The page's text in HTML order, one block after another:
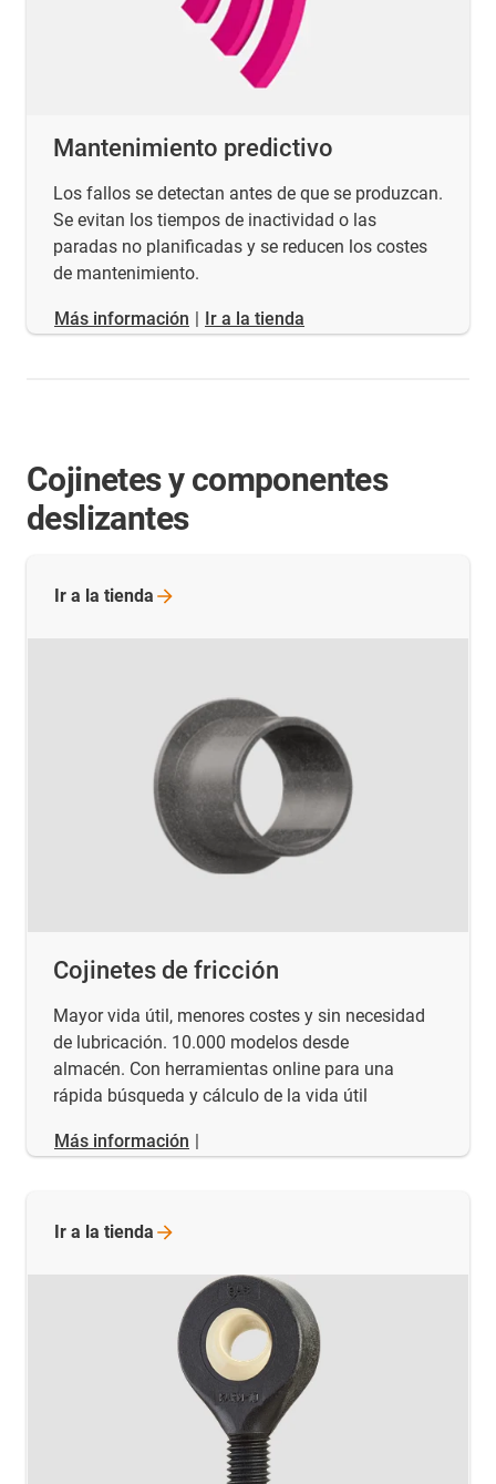
Mantenimiento predictivo
Los fallos se detectan antes de que se produzcan.
Se evitan los tiempos de inactividad o las
paradas no planificadas y se reducen los costes
de mantenimiento.
​​​​​​​Más información | Ir a la tienda
Cojinetes y componentes
deslizantes
Cojinetes de fricción
Mayor vida útil, menores costes y sin necesidad
de lubricación. 10.000 modelos desde
almacén. Con herramientas online para una
rápida búsqueda y cálculo de la vida útil
Más información |
Ir a la tienda
Ir a la tienda